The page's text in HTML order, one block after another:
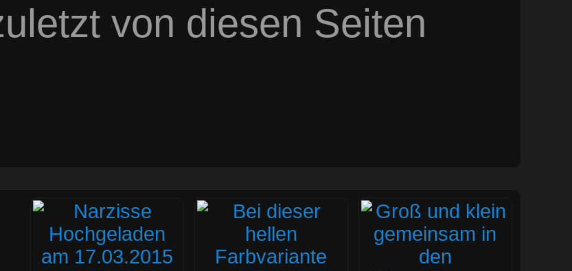
von diesen Seiten